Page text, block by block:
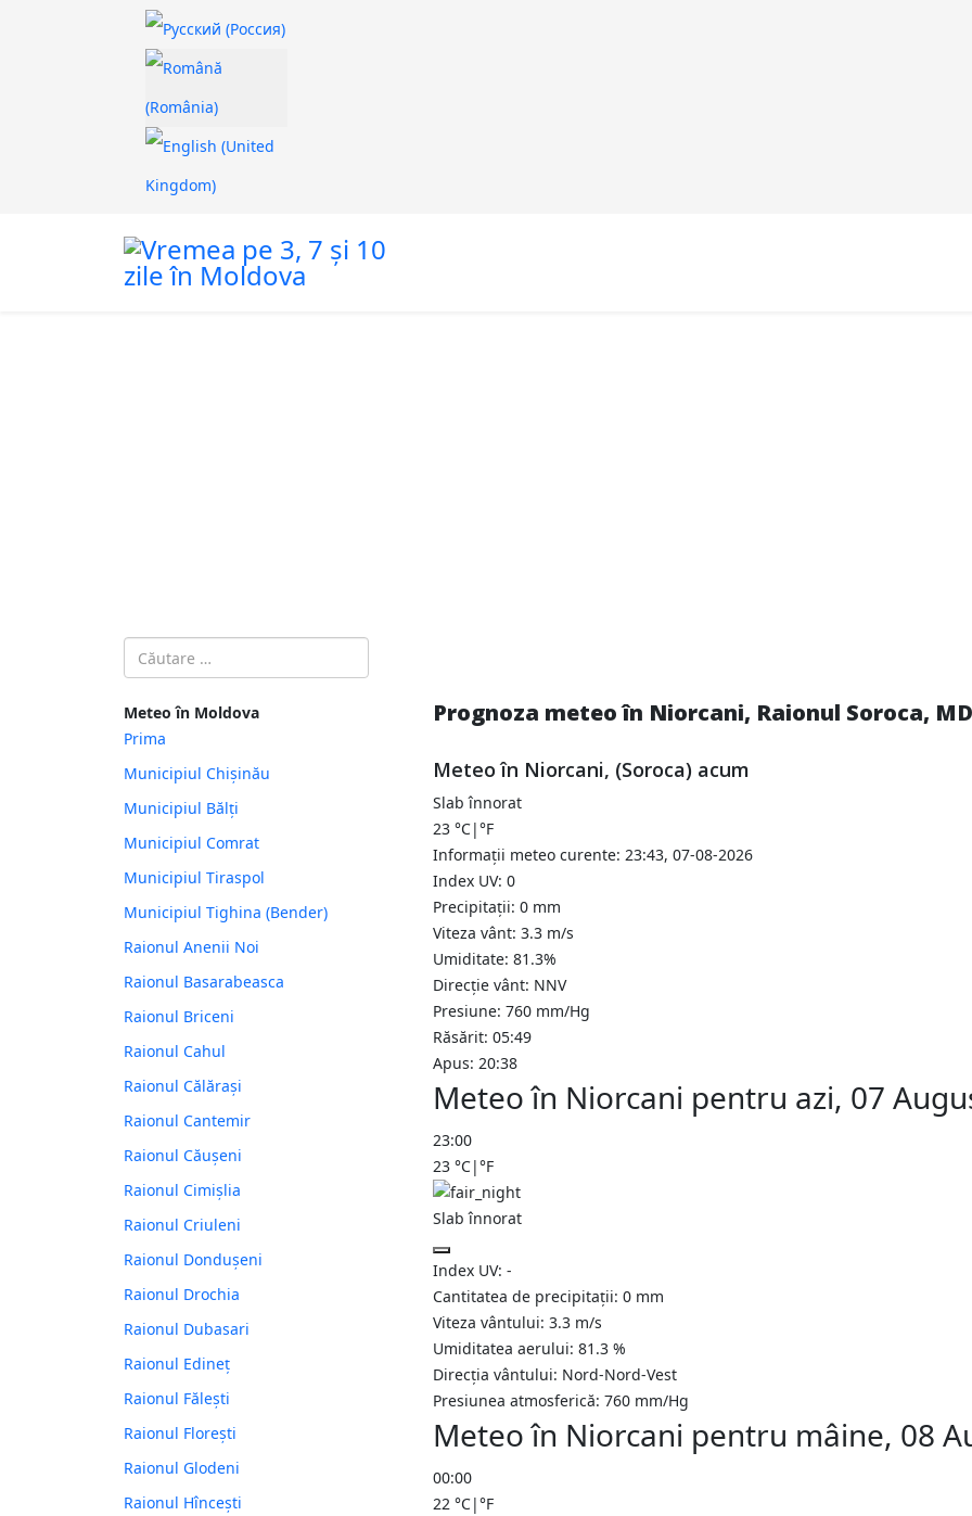
Selectați limba dvs
Introdu localitatea:
Meteo în Moldova
Prima
Municipiul Chișinău
Municipiul Bălți
Municipiul Comrat
Municipiul Tiraspol
Municipiul Tighina (Bender)
Raionul Anenii Noi
Raionul Basarabeasca
Raionul Briceni
Raionul Cahul
Raionul Călărași
Raionul Cantemir
Raionul Căușeni
Raionul Cimișlia
Raionul Criuleni
Raionul Dondușeni
Raionul Drochia
Raionul Dubasari
Raionul Edineț
Raionul Fălești
Raionul Florești
Raionul Glodeni
Raionul Hîncești
Prognoza meteo în Niorcani, Raionul Soroca,
Meteo în Niorcani, (Soroca) acum
Slab înnorat
23 °C|°F
Informații meteo curente: 23:43, 07-08-2026
Index UV: 0
Precipitații: 0 mm
Viteza vânt: 3.3 m/s
Umiditate: 81.3%
Direcție vânt: NNV
Presiune: 760 mm/Hg
Răsărit: 05:49
Apus: 20:38
Meteo în Niorcani pentru azi, 07
23:00
23 °C|°F
Slab înnorat
Index UV: -
Cantitatea de precipitații: 0 mm
Viteza vântului: 3.3 m/s
Umiditatea aerului: 81.3 %
Direcția vântului: Nord-Nord-Vest
Presiunea atmosferică: 760 mm/Hg
Meteo în Niorcani pentru mâine, 08
00:00
22 °C|°F